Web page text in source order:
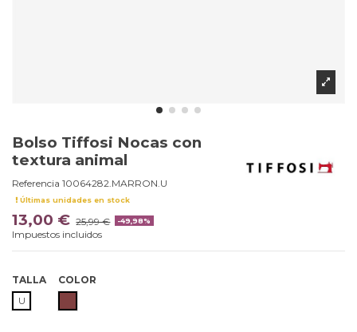
Bolso Tiffosi Nocas con
textura animal
Referencia 10064282.MARRON.U
Últimas unidades en stock
13,00 € 25,99 € -49,98%
Impuestos incluidos
TALLA
U
COLOR